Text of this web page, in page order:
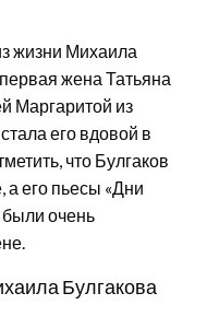
жизни Михаила
жена Татьяна
Маргаритой из
его вдовой в
что Булгаков
а его пьесы «Дни
были очень
Булгакова